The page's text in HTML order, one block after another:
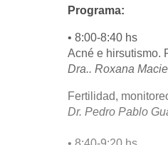
Programa:
• 8:00-8:40 hs
Acné e hirsutismo.
Dra.. Roxana
Fertilidad,
Dr. Pedro Pablo